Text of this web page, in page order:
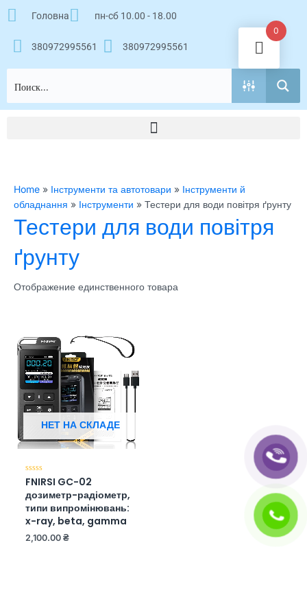
Перейти
Головна пн-сб 10.00 - 18.00
380972995561 380972995561
Home » Інструменти та автотовари » Інструменти й
обладнання » Інструменти » Тестери для води повітря ґрунту
Тестери для води повітря
ґрунту
Отображение единственного товара
НЕТ НА СКЛАДЕ
Оценка
0
из
5
FNIRSI GC-02
дозиметр-радіометр,
типи випромінювань:
x-ray, beta, gamma
2,100.00 ₴
0